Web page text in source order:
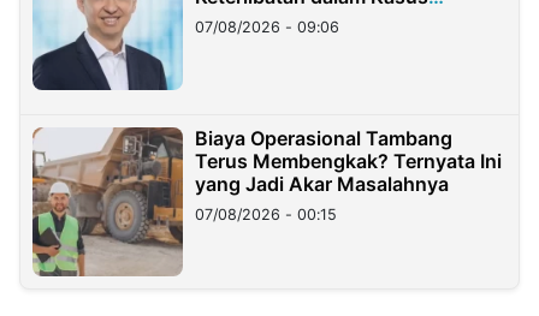
Hilangnya Dana Nasabah Rp2,58
Miliar
07/08/2026 - 09:06
Biaya Operasional Tambang
Terus Membengkak? Ternyata Ini
yang Jadi Akar Masalahnya
07/08/2026 - 00:15